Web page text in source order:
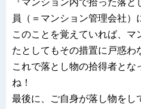
『マンション内で拾った落
員（＝マンション管理会社）
このことを覚えていれば、マ
たとしてもその措置に戸惑わ
これで落とし物の拾得者とな
ね！
最後に、ご自身が落し物をし